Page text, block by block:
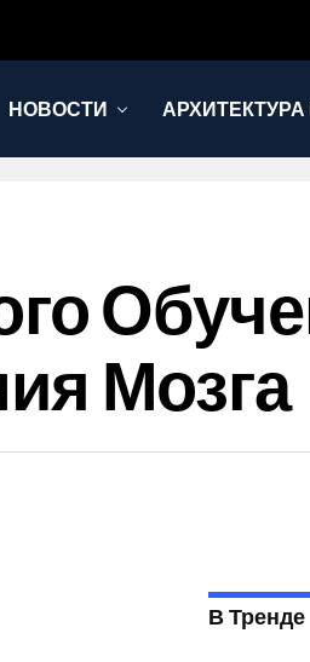
НОВОСТИ
Мозга
В Тренде